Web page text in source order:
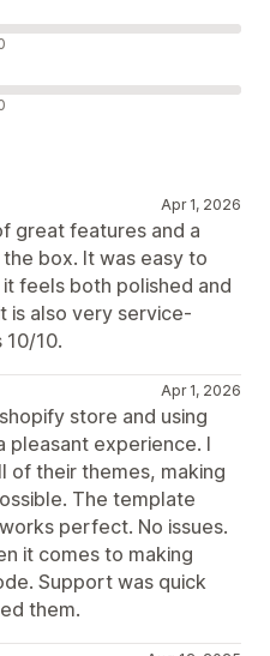
Apr 1, 2026
great features and a
box. It was easy to
feels both polished and
is also very service-
10/10.
Apr 1, 2026
store and using
pleasant experience. I
of their themes, making
The template
perfect. No issues.
it comes to making
Support was quick
them.